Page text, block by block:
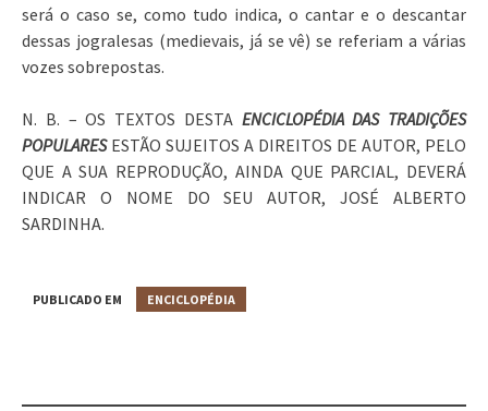
será o caso se, como tudo indica, o cantar e o descantar
dessas jogralesas (medievais, já se vê) se referiam a várias
vozes sobrepostas.
N. B. – OS TEXTOS DESTA ENCICLOPÉDIA DAS TRADIÇÕES
POPULARESESTÃO SUJEITOS A DIREITOS DE AUTOR, PELO
QUE A SUA REPRODUÇÃO, AINDA QUE PARCIAL, DEVERÁ
INDICAR O NOME DO SEU AUTOR, JOSÉ ALBERTO
SARDINHA.
PUBLICADO EM ENCICLOPÉDIA